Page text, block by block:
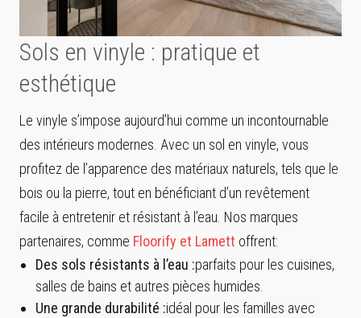
Sols en vinyle : pratique et
esthétique
Le vinyle s’impose aujourd’hui comme un incontournable
des intérieurs modernes. Avec un sol en vinyle, vous
profitez de l’apparence des matériaux naturels, tels que le
bois ou la pierre, tout en bénéficiant d’un revêtement
facile à entretenir et résistant à l’eau. Nos marques
partenaires, comme Floorify et Lamett offrent:
Des sols résistants à l’eau :parfaits pour les cuisines,
salles de bains et autres pièces humides.
Une grande durabilité :idéal pour les familles avec